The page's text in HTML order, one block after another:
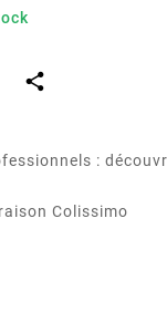

:
Colissimo